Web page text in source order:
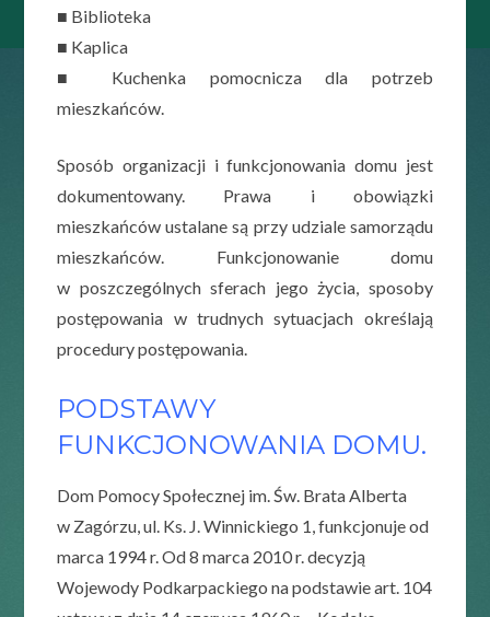
■ Biblioteka
■ Kaplica
■ Kuchenka pomocnicza dla potrzeb
mieszkańców.
Sposób organizacji i funkcjonowania domu jest
dokumentowany. Prawa i obowiązki
mieszkańców ustalane są przy udziale samorządu
mieszkańców. Funkcjonowanie domu
w poszczególnych sferach jego życia, sposoby
postępowania w trudnych sytuacjach określają
procedury postępowania.
PODSTAWY
FUNKCJONOWANIA DOMU.
Dom Pomocy Społecznej im. Św. Brata Alberta
w Zagórzu, ul. Ks. J. Winnickiego 1, funkcjonuje od
marca 1994 r. Od 8 marca 2010 r. decyzją
Wojewody Podkarpackiego na podstawie art. 104